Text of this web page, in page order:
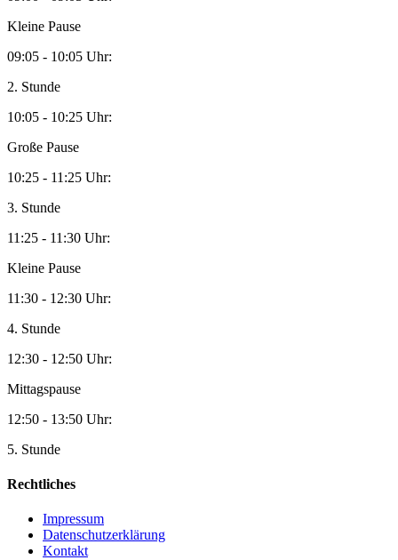
Kleine Pause
09:05 - 10:05 Uhr:
2. Stunde
10:05 - 10:25 Uhr:
Große Pause
10:25 - 11:25 Uhr:
3. Stunde
11:25 - 11:30 Uhr:
Kleine Pause
11:30 - 12:30 Uhr:
4. Stunde
12:30 - 12:50 Uhr:
Mittagspause
12:50 - 13:50 Uhr:
5. Stunde
Rechtliches
Impressum
Datenschutzerklärung
Kontakt